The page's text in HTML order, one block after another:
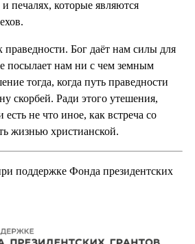
печалях, которые являются
Бог даёт нам силы для
посылает нам ни с чем земным
тогда, когда путь праведности
скорбей. Ради этого утешения,
есть не что иное, как встреча со
жизнью христианской.
поддержке Фонда президентских